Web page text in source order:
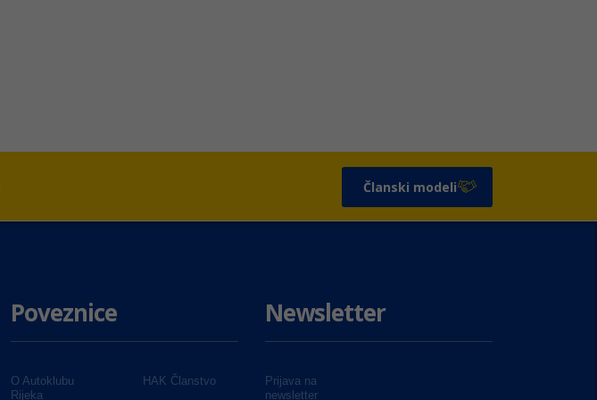
Članski modeli
Poveznice
O Autoklubu
Rijeka
HAK Članstvo
Newsletter
Prijava na
newsletter